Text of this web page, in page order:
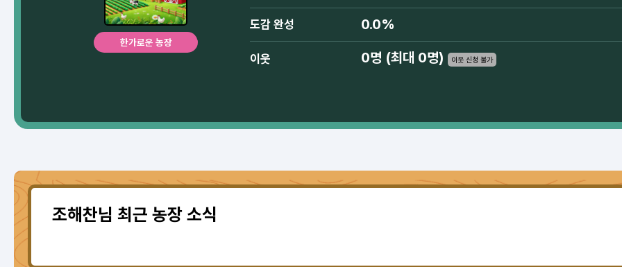
한가로운 농장
도감 완성 0.0%
이웃 0명 (최대 0명) 이웃 신청 불가
조해찬님 최근 농장 소식